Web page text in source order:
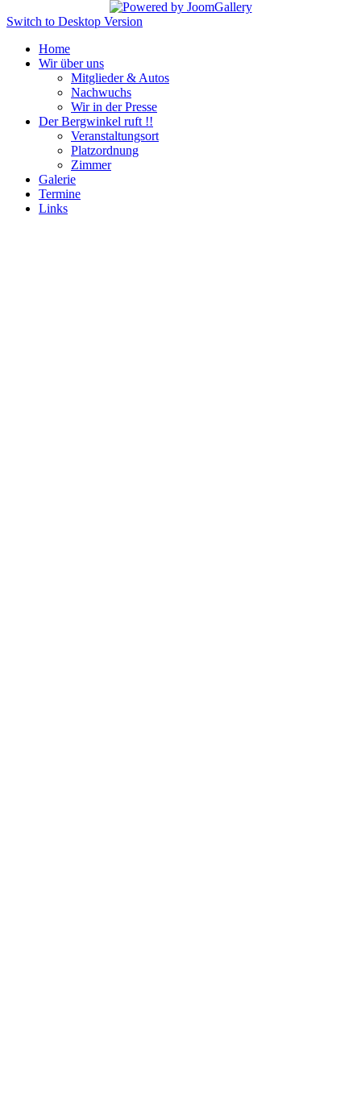
Switch to Desktop Version
Home
Wir über uns
Mitglieder & Autos
Nachwuchs
Wir in der Presse
Der Bergwinkel ruft !!
Veranstaltungsort
Platzordnung
Zimmer
Galerie
Termine
Links